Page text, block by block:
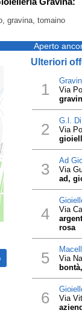
gravina, tomaino
Aperto
Ulteriori
1
Via
2 G.l.
Via
3 Ad
Via
ad,
4
Via
rosa
5
Via
6
Via